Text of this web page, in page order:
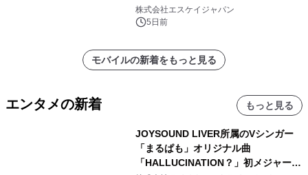
注販売開始
株式会社エスケイジャパン
5日前
モバイルの新着をもっと見る
エンタメの新着 もっと見る
JOYSOUND LIVER所属のVシンガー
「まるぱも」オリジナル曲
「HALLUCINATION？」初メジャー配